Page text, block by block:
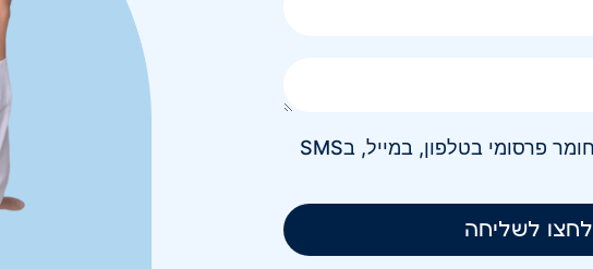
אני מאשר/ת קבלת חומר פרסומי בטלפון, במייל, בSMS
לחצו לשליחה